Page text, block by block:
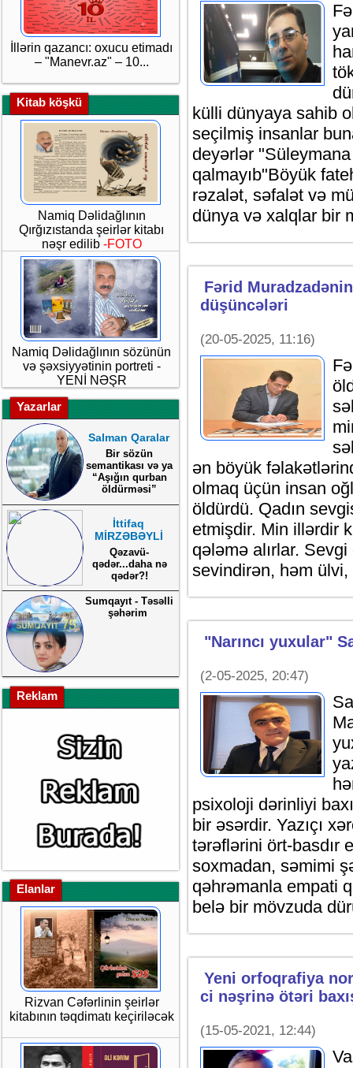
İllərin qazancı: oxucu etimadı
– "Manevr.az" – 10...
Kitab köşkü
Namiq Dəlidağlının
Qırğızıstanda şeirlər kitabı
nəşr edilib -FOTO
Namiq Dəlidağlının sözünün
və şəxsiyyətinin portreti -
YENİ NƏŞR
Yazarlar
Salman Qaralar
Bir sözün
semantikası və ya
“Aşığın qurban
öldürməsi”
İttifaq
MİRZƏBƏYLİ
Qəzavü-
qədər...daha nə
qədər?!
Sumqayıt - Təsəlli
şəhərim
Reklam
Elanlar
Rizvan Cəfərlinin şeirlər
kitabının təqdimatı keçiriləcək
külli dünyaya sahib
seçilmiş insanlar
deyərlər
qalmayıb"Böyük
rəzalət, səfalət və
dünya və xalqlar bir
Fərid
düşüncələri
(20-05-2025, 11:16)
ən böyük
olmaq üçün insan
öldürdü. Qadın
etmişdir. Min illərdir
qələmə alırlar.
sevindirən, həm
"Narıncı yuxular"
(2-05-2025, 20:47)
psixoloji dərinliyi
bir əsərdir. Yazıçı
tərəflərini ört-basdır
soxmadan, səmimi
qəhrəmanla empati
belə bir mövzuda
Yeni orfoqrafiya
ci nəşrinə ötəri
(15-05-2021, 12:44)